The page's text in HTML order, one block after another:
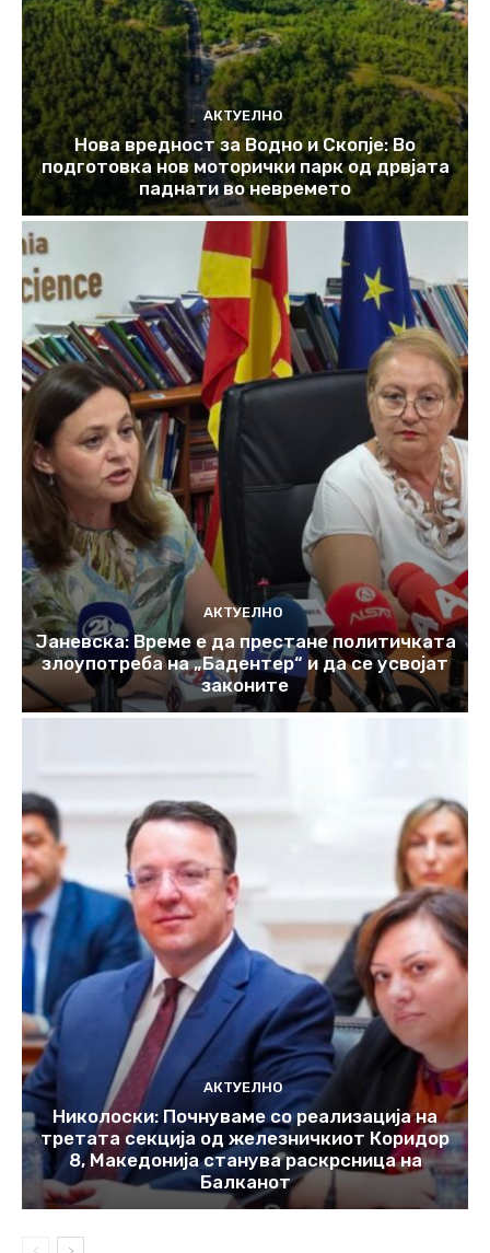
АКТУЕЛНО
Нова вредност за Водно и Скопје: Во
подготовка нов моторички парк од дрвјата
паднати во невремето
АКТУЕЛНО
Јаневска: Време е да престане политичката
злоупотреба на „Бадентер“ и да се усвојат
законите
АКТУЕЛНО
Николоски: Почнуваме со реализација на
третата секција од железничкиот Коридор
8, Македонија станува раскрсница на
Балканот